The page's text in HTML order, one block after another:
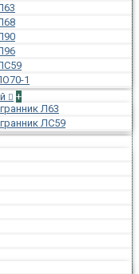
1
+
Л63
ЛС59